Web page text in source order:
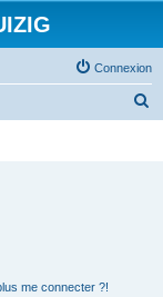
Connexion
me connecter ?!